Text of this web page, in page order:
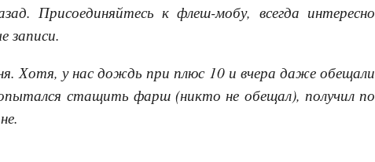
Присоединяйтесь к флеш-мобу, всегда интересно
записи.
Хотя, у нас дождь при плюс 10 и вчера даже обещали
стащить фарш (никто не обещал), получил по